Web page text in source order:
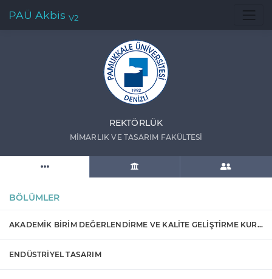
PAÜ Akbis V2
REKTÖRLÜK
MİMARLIK VE TASARIM FAKÜLTESİ
BÖLÜMLER
AKADEMİK BİRİM DEĞERLENDİRME VE KALİTE GELİŞTİRME KURULU
ENDÜSTRİYEL TASARIM